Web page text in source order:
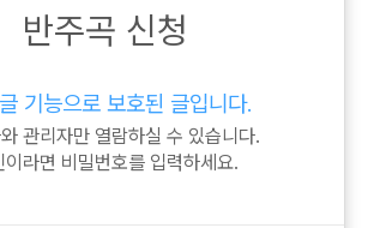
반주곡 신청
기능으로 보호된 글입니다.
관리자만 열람하실 수 있습니다.
이라면 비밀번호를 입력하세요.